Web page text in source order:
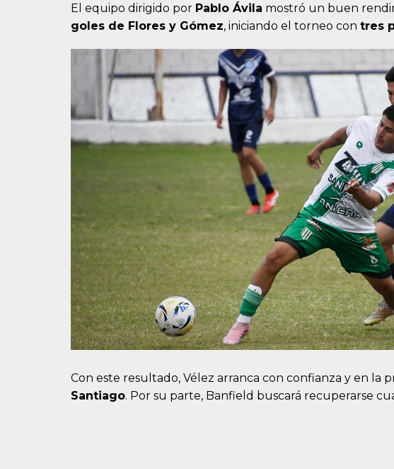
El equipo dirigido por Pablo Ávila mostró un buen
goles de Flores y Gómez, iniciando el torneo con tres
Con este resultado, Vélez arranca con confianza y en la
Santiago. Por su parte, Banfield buscará recuperarse